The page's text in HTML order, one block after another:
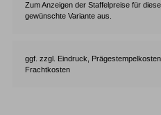
Zum Anzeigen der Staffelpreise für
gewünschte Variante aus.
ggf. zzgl. Eindruck,
Frachtkosten